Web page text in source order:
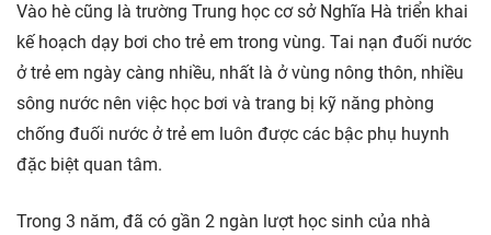
Vào hè cũng là trường Trung học cơ sở Nghĩa Hà triển khai
kế hoạch dạy bơi cho trẻ em trong vùng. Tai nạn đuối nước
ở trẻ em ngày càng nhiều, nhất là ở vùng nông thôn, nhiều
sông nước nên việc học bơi và trang bị kỹ năng phòng
chống đuối nước ở trẻ em luôn được các bậc phụ huynh
đặc biệt quan tâm.
Trong 3 năm, đã có gần 2 ngàn lượt học sinh của nhà